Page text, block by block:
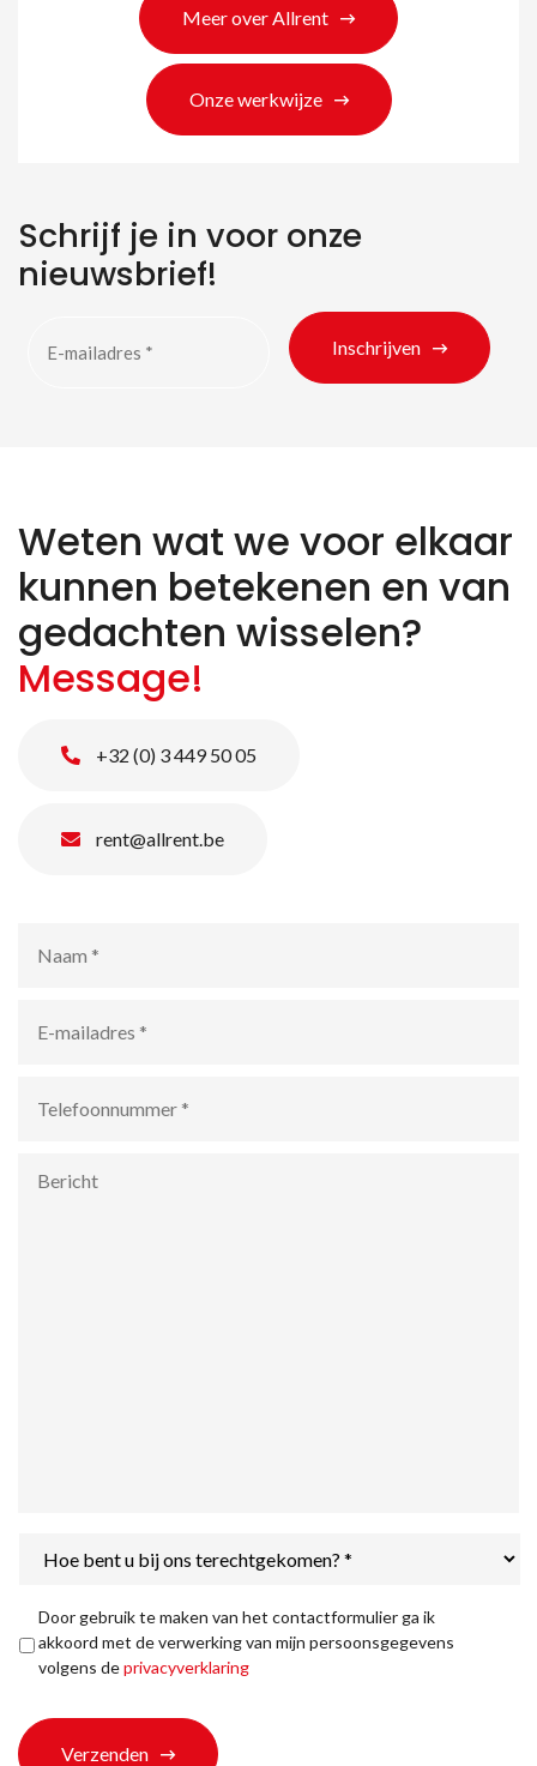
Meer over Allrent
Onze werkwijze
Schrijf je in voor onze
nieuwsbrief!
Inschrijven
Weten wat we voor elkaar
kunnen betekenen en van
gedachten wisselen?
Message!
+32 (0) 3 449 50 05
rent@allrent.be
mailadres *
bent
ons
terechtgekomen?
Privacyverklaring *
Door gebruik te maken van het contactformulier ga ik
akkoord met de verwerking van mijn persoonsgegevens
volgens deprivacyverklaring
Verzenden